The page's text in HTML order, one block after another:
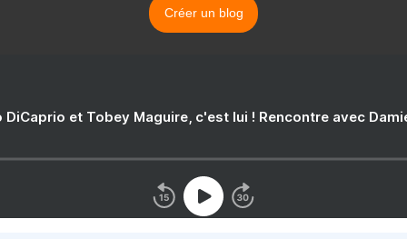
Créer un blog
DiCaprio et Tobey Maguire, c'est lui ! Rencontre avec